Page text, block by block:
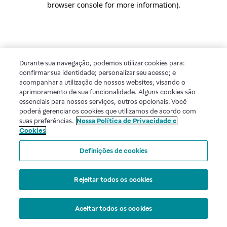
browser console for more information).
Durante sua navegação, podemos utilizar cookies para:
confirmar sua identidade; personalizar seu acesso; e
acompanhar a utilização de nossos websites, visando o
aprimoramento de sua funcionalidade. Alguns cookies são
essenciais para nossos serviços, outros opcionais. Você
poderá gerenciar os cookies que utilizamos de acordo com
suas preferências. Nossa Política de Privacidade e
Cookies
Definições de cookies
Rejeitar todos os cookies
Aceitar todos os cookies